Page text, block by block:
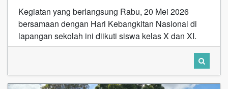
Kegiatan yang berlangsung Rabu, 20 Mei 2026
bersamaan dengan Hari Kebangkitan Nasional di
lapangan sekolah ini diikuti siswa kelas X dan XI.